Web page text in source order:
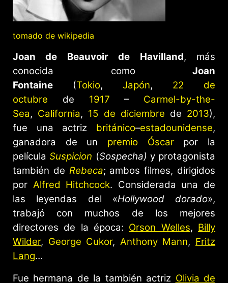
tomado de wikipedia
Joan de Beauvoir de Havilland, más
conocida como Joan
Fontaine (Tokio, Japón, 22 de
octubre de 1917 – Carmel-by-the-
Sea, California, 15 de diciembre de 2013),
fue una actriz británico–estadounidense,
ganadora de un premio Óscarpor la
películaSuspicion (Sospecha) y protagonista
también de Rebeca; ambos filmes, dirigidos
por Alfred Hitchcock. Considerada una de
las leyendas del «Hollywood dorado»,
trabajó con muchos de los mejores
directores de la época: Orson Welles, Billy
Wilder, George Cukor, Anthony Mann, Fritz
Lang…
Fue hermana de la también actriz Olivia de